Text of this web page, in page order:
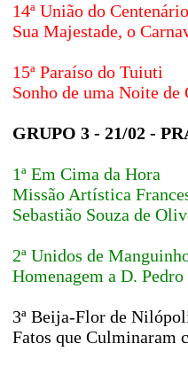
14ª União do Centenário
Sua Majestade, o
15ª Paraíso do Tuiuti
Sonho de uma Noite de
GRUPO 3 - 21/02 -
1ª Em Cima da Hora
Missão Artística
Sebastião Souza de
2ª Unidos de
Homenagem a D.
3ª Beija-Flor de
Fatos que Culminaram